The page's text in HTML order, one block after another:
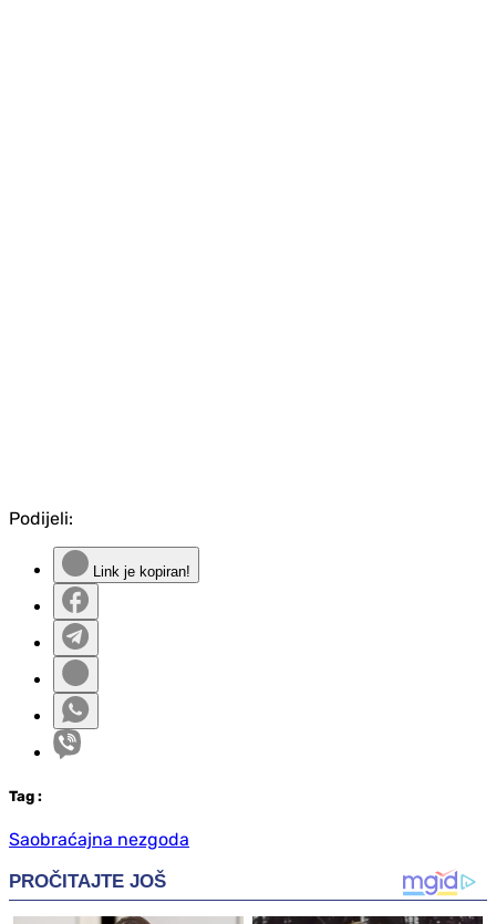
Podijeli:
Link je kopiran!
Tag :
Saobraćajna nezgoda